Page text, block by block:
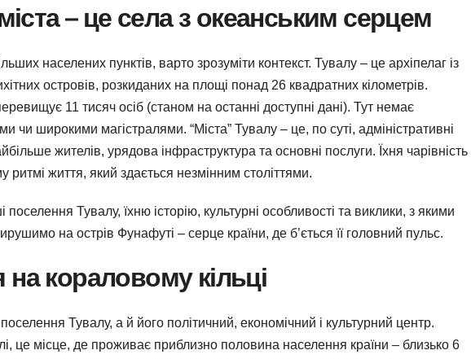
– це села з океанським серцем
населених пунктів, варто зрозуміти контекст. Тувалу – це архіпелаг із
островів, розкиданих на площі понад 26 квадратних кілометрів.
11 тисяч осіб (станом на останні доступні дані). Тут немає
чи широкими магістралями. “Міста” Тувалу – це, по суті, адміністративні
жителів, урядова інфраструктура та основні послуги. Їхня чарівність
ритмі життя, який здається незмінним століттями.
поселення Тувалу, їхню історію, культурні особливості та виклики, з якими
на острів Фунафуті – серце країни, де б’ється її головний пульс.
кораловому кільці
Тувалу, а й його політичний, економічний і культурний центр.
це місце, де проживає приблизно половина населення країни – близько 6